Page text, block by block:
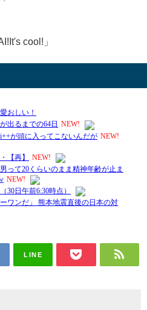
cool!」
LINE